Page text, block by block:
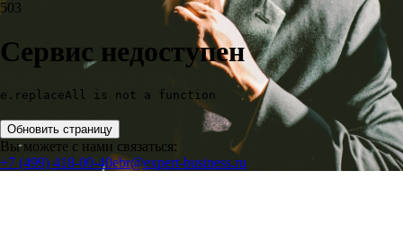
503
Сервис недоступен
e.replaceAll is not a function
Обновить страницу
Вы можете с нами связаться:
+7 (499) 418-00-40ebr@expert-business.ru